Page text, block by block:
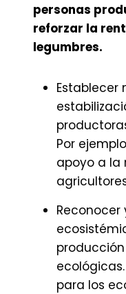
personas
reforzar la
legumbres.
Establecer
Por
apoyo a la
Reconocer
para los